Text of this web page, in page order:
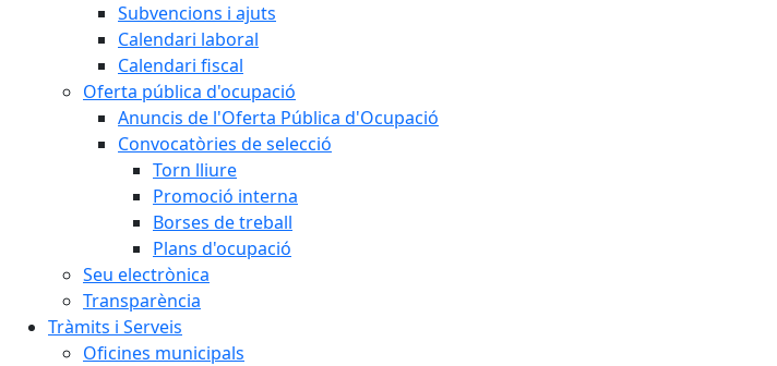
Subvencions i ajuts
Calendari laboral
Calendari fiscal
Oferta pública d'ocupació
Anuncis de l'Oferta Pública d'Ocupació
Convocatòries de selecció
Torn lliure
Promoció interna
Borses de treball
Plans d'ocupació
Seu electrònica
Transparència
Tràmits i Serveis
Oficines municipals